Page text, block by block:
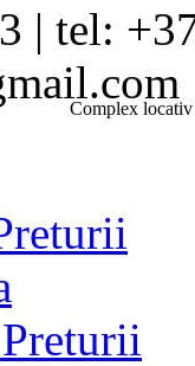
Complex
| tel: